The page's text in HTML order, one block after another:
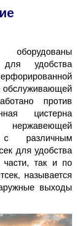
оборудованы
удобства
обслуживающей
против
цистерна
с различным
для удобства
части, так и по
называется
выходы